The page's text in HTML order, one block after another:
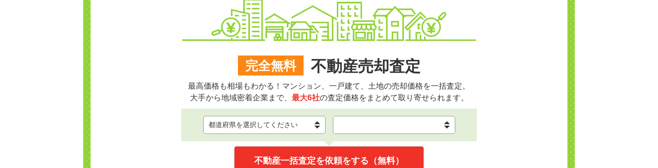
完全無料 不動産売却査定
最高価格も相場もわかる！マンション、一戸建て、土地の売却価格を一括査定。
大手から地域密着企業まで、 最大6社の査定価格をまとめて取り寄せられます。
不動産一括査定を依頼をする（無料）